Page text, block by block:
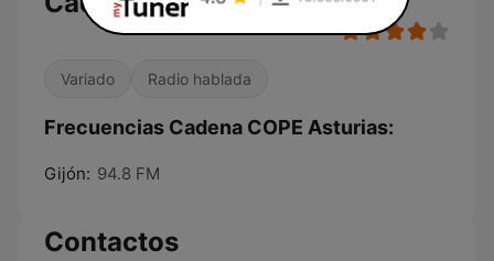
Variado Radio hablada
Frecuencias Cadena COPE Asturias:
Gijón: 94.8 FM
Contactos